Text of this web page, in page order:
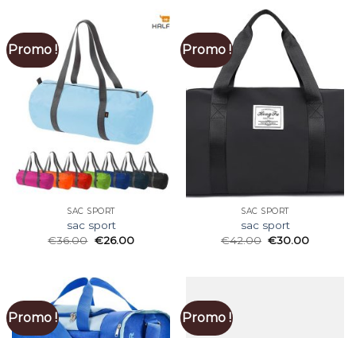
Promo !
SAC SPORT
sac sport
€36.00 €26.00
Promo !
SAC SPORT
sac sport
€42.00 €30.00
Promo ! Promo !